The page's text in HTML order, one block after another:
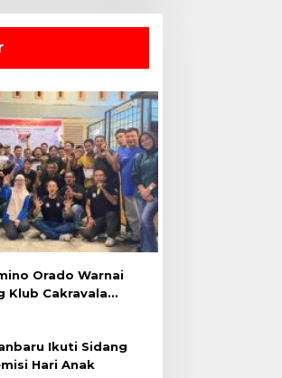
Orado Warnai
Klub Cakravala
Ikuti Sidang
Hari Anak